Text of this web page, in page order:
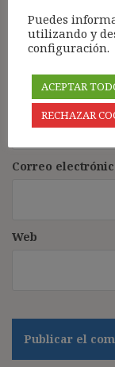
Nombre*
Correo
Web
Puedes
utilizando y
configuración.
ACEPTAR
RECHAZAR